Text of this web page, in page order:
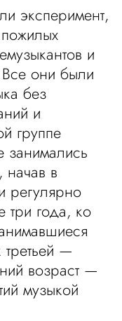
эксперимент,
и
они были
без
и
группе
занимались
в
регулярно
три года, ко
—
возраст —
музыкой